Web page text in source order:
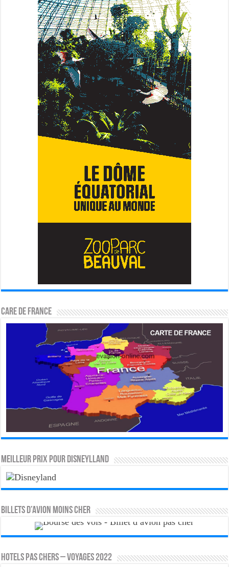
CARE DE FRANCE
MEILLEUR PRIX POUR DISNEYLLAND
Billets d’avion moins cher
HOTELS PAS CHERS – VOYAGES 2022